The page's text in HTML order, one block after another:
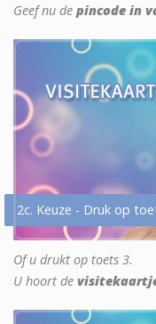
Geef nu de pincode in
2c. Keuze - Druk op
Of u drukt op toets 3.
U hoort de